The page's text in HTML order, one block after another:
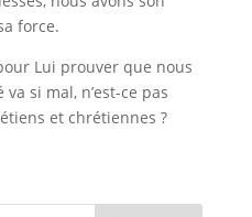
force.
Lui prouver que nous
si mal, n’est-ce pas
et chrétiennes ?